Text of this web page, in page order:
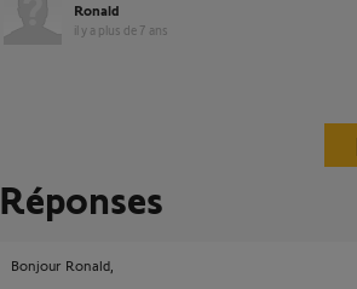
Ronald
il y a plus de 7 ans
Réponses
Bonjour Ronald,